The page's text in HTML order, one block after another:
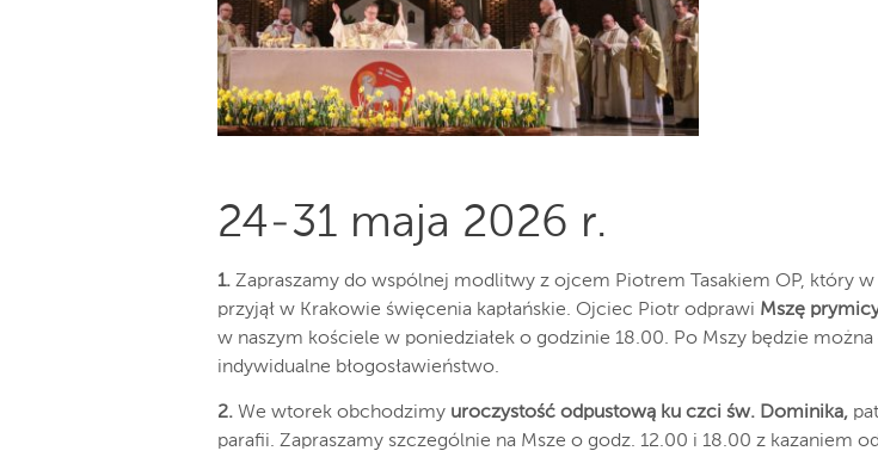
24-31 maja 2026 r.
1. Zapraszamy do wspólnej modlitwy z ojcem Piotrem Tasakiem OP, który w
przyjął w Krakowie święcenia kapłańskie. Ojciec Piotr odprawi Mszę
w naszym kościele w poniedziałek o godzinie 18.00. Po Mszy będzie
indywidualne błogosławieństwo.
2. We wtorek obchodzimy uroczystość odpustową ku czci św. Dominika,
parafii. Zapraszamy szczególnie na Msze o godz. 12.00 i 18.00 z kazaniem